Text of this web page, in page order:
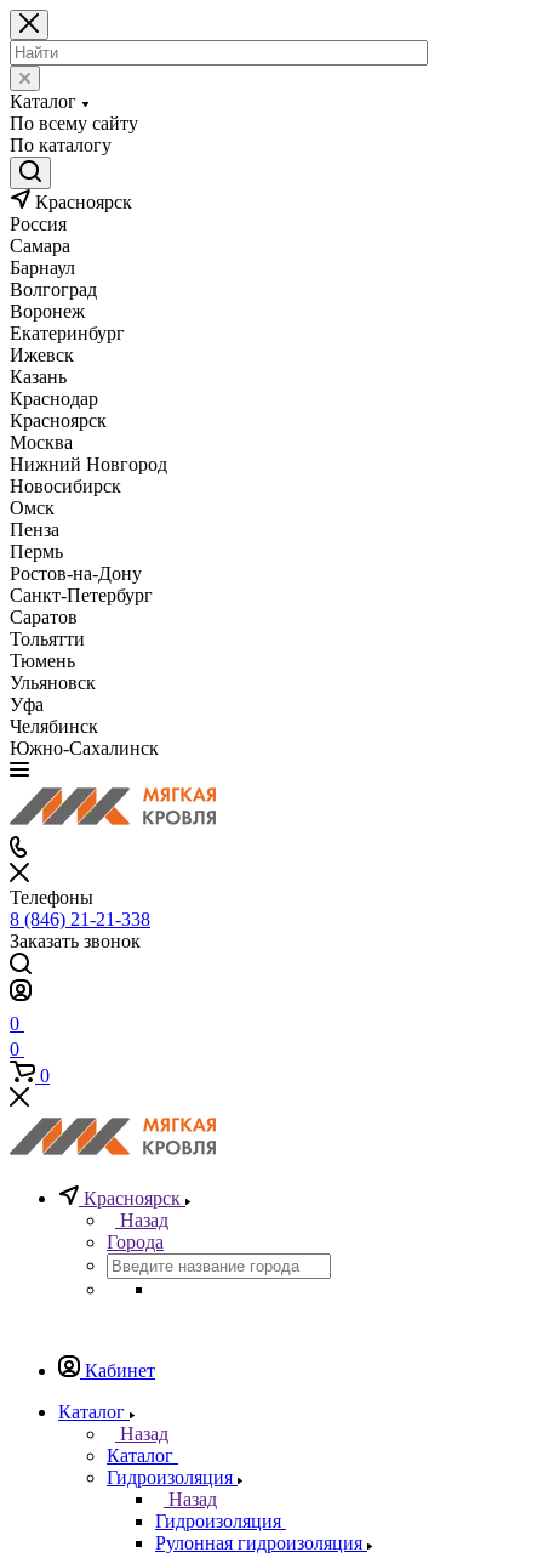
Каталог
По всему сайту
По каталогу
Красноярск
Россия
Самара
Барнаул
Волгоград
Воронеж
Екатеринбург
Ижевск
Казань
Краснодар
Красноярск
Москва
Нижний Новгород
Новосибирск
Омск
Пенза
Пермь
Ростов-на-Дону
Санкт-Петербург
Саратов
Тольятти
Тюмень
Ульяновск
Уфа
Челябинск
Южно-Сахалинск
Телефоны
8 (846) 21-21-338
Заказать звонок
0
0
0
Красноярск
Назад
Города
Кабинет
Каталог
Назад
Каталог
Гидроизоляция
Назад
Гидроизоляция
Рулонная гидроизоляция